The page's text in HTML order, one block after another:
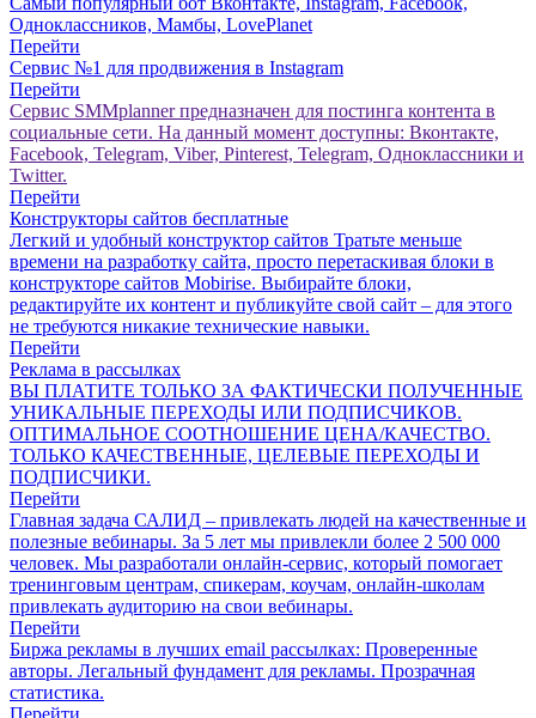
Одноклассников, Мамбы, LovePlanet
Перейти
Сервис №1 для продвижения в Instagram
Перейти
Сервис SMMplanner предназначен для постинга контента в
социальные сети. На данный момент доступны: Вконтакте,
Facebook, Telegram, Viber, Pinterest, Telegram, Одноклассники и
Twitter.
Перейти
Конструкторы сайтов бесплатные
Легкий и удобный конструктор сайтов Тратьте меньше
времени на разработку сайта, просто перетаскивая блоки в
конструкторе сайтов Mobirise. Выбирайте блоки,
редактируйте их контент и публикуйте свой сайт – для этого
не требуются никакие технические навыки.
Перейти
Реклама в рассылках
ВЫ ПЛАТИТЕ ТОЛЬКО ЗА ФАКТИЧЕСКИ ПОЛУЧЕННЫЕ
УНИКАЛЬНЫЕ ПЕРЕХОДЫ ИЛИ ПОДПИСЧИКОВ.
ОПТИМАЛЬНОЕ СООТНОШЕНИЕ ЦЕНА/КАЧЕСТВО.
ТОЛЬКО КАЧЕСТВЕННЫЕ, ЦЕЛЕВЫЕ ПЕРЕХОДЫ И
ПОДПИСЧИКИ.
Перейти
Главная задача САЛИД – привлекать людей на качественные и
полезные вебинары. За 5 лет мы привлекли более 2 500 000
человек. Мы разработали онлайн-сервис, который помогает
тренинговым центрам, спикерам, коучам, онлайн-школам
привлекать аудиторию на свои вебинары.
Перейти
Биржа рекламы в лучших email рассылках: Проверенные
авторы. Легальный фундамент для рекламы. Прозрачная
статистика.
Перейти